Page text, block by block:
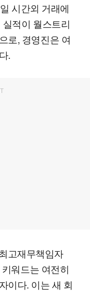
시간외 거래에
적이 월스트리
로, 경영진은 여
.
고재무책임자
워드는 여전히
이다. 이는 새 회